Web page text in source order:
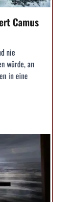
Camus
nie
würde, an
in eine